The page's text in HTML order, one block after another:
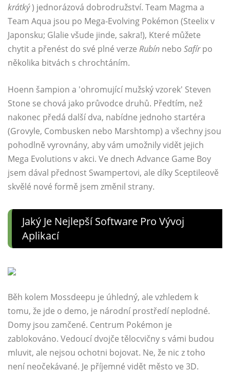
krátký) jednorázová dobrodružství. Team Magma a
Team Aqua jsou po Mega-Evolving Pokémon (Steelix v
Japonsku; Glalie všude jinde, sakra!), Které můžete
chytit a přenést do své plné verze Rubín nebo Safírpo
několika bitvách s chrochtáním.
Hoenn šampion a 'ohromující mužský vzorek' Steven
Stone se chová jako průvodce druhů. Předtím, než
nakonec předá další dva, nabídne jednoho startéra
(Grovyle, Combusken nebo Marshtomp) a všechny jsou
pohodlně vyrovnány, aby vám umožnily vidět jejich
Mega Evolutions v akci. Ve dnech Advance Game Boy
jsem dával přednost Swampertovi, ale díky Sceptileově
skvělé nové formě jsem změnil strany.
Jaký Je Nejlepší Software Pro Vývoj
Aplikací
Běh kolem Mossdeepu je úhledný, ale vzhledem k
tomu, že jde o demo, je národní prostředí neplodné.
Domy jsou zamčené. Centrum Pokémon je
zablokováno. Vedoucí dvojče tělocvičny s vámi budou
mluvit, ale nejsou ochotni bojovat. Ne, že nic z toho
není neočekávané. Je příjemné vidět město ve 3D.